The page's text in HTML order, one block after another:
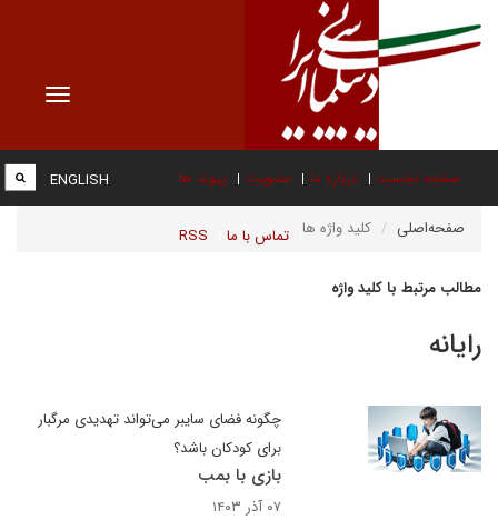
Toggle
صفحه نخست درباره ما عضویت پیوند ها
تماس با ما RSS
ENGLISH
صفحه‌اصلی کلید واژه ها
مطالب مرتبط با کلید واژه
رایانه
چگونه فضای سایبر می‌تواند تهدیدی مرگبار
برای کودکان باشد؟
بازی با بمب
۰۷ آذر ۱۴۰۳